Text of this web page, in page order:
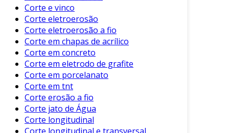
Menos Resíduos: Gera menos sobras
desnecessárias durante o corte.
Esses benefícios fazem com que o corte a frio
seja a escolha ideal para muitas indústrias,
como automotiva, construção e metalúrgica.
Aplicações do Corte a Frio
O corte a frio é utilizado em diversas indústrias
e aplicações. A seguir, apresentamos algumas
Corte e vinco
Corte eletroerosão
Corte eletroerosão a fio
Corte em chapas de acrílico
Corte em concreto
Corte em eletrodo de grafite
Corte em porcelanato
Corte em tnt
Corte erosão a fio
Corte jato de Água
Corte longitudinal